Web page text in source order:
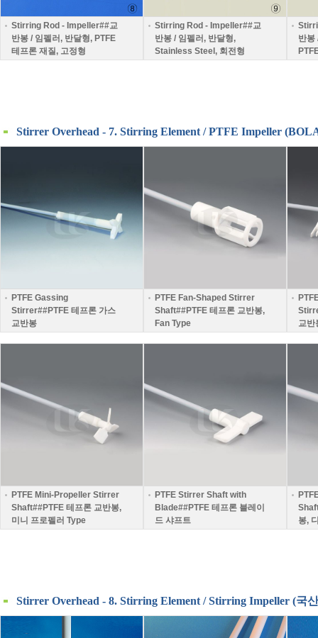
Stirring Rod - Impeller##교
반봉 / 임펠러, 반달형, PTFE
테프론 재질, 고정형
Stirring Rod - Impeller##교
반봉 / 임펠러, 반달형,
Stainless Steel, 회전형
반봉
Stirrer Overhead - 7. Stirring Element / PTFE Impeller
PTFE Gassing
Stirrer##PTFE 테프론 가스
교반봉
PTFE Fan-Shaped Stirrer
Shaft##PTFE 테프론 교반봉,
Fan Type
교반
PTFE Mini-Propeller Stirrer
Shaft##PTFE 테프론 교반봉,
미니 프로펠러 Type
PTFE Stirrer Shaft with
Blade##PTFE 테프론 블레이
드 샤프트
봉,
Stirrer Overhead - 8. Stirring Element / Stirring Impeller (국